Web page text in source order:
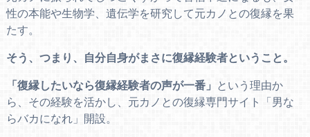
性の本能や生物学、遺伝学を研究して元カノとの復縁を果
たす。
そう、つまり、自分自身がまさに復縁経験者ということ。
「復縁したいなら復縁経験者の声が一番」
という理由か
ら、その経験を活かし、元カノとの復縁専門サイト「男な
らバカになれ」開設。